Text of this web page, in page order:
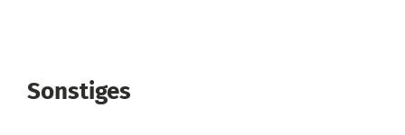
Sonstiges